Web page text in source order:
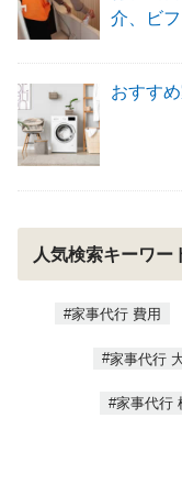
介、ビ
おすす
人気検索キーワー
家事代行 費用
家事代行
家事代行